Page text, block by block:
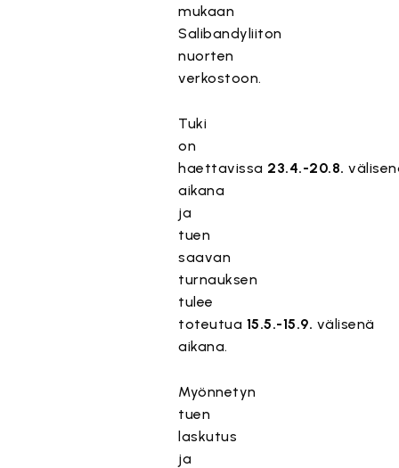
mukaan
Salibandyliiton
nuorten
verkostoon.
Tuki
on
haettavissa 23.4.-20.8.
aikana
ja
tuen
saavan
turnauksen
tulee
toteutua 15.5.-15.9. välisenä
aikana.
Myönnetyn
tuen
laskutus
ja